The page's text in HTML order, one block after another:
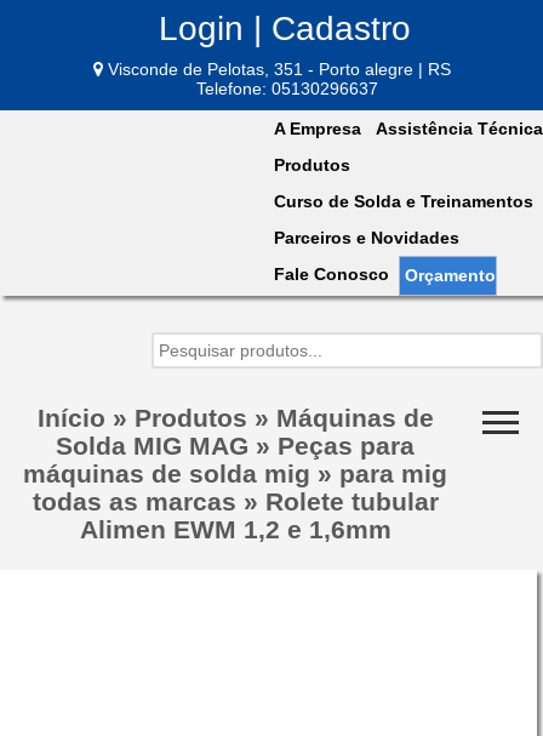
Login | Cadastro
Visconde de Pelotas, 351 - Porto alegre | RS
Telefone: 05130296637
A Empresa
Assistência Técnica
Produtos
Curso de Solda e Treinamentos
Parceiros e Novidades
Fale Conosco
Orçamento
Início » Produtos » Máquinas de
Solda MIG MAG » Peças para
máquinas de solda mig » para mig
todas as marcas » Rolete tubular
Alimen EWM 1,2 e 1,6mm